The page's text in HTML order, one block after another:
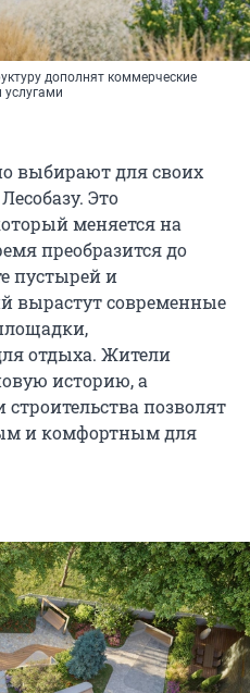
дополнят коммерческие
выбирают для своих
Это
меняется на
преобразится до
пустырей и
вырастут современные
отдыха. Жители
историю, а
позволят
и комфортным для